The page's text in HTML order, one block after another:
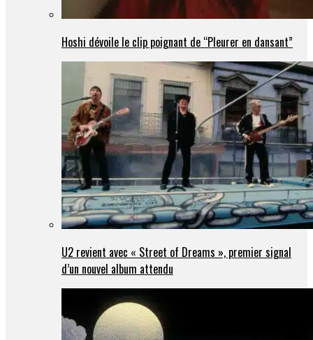
Hoshi dévoile le clip poignant de “Pleurer en dansant”
U2 revient avec « Street of Dreams », premier signal
d’un nouvel album attendu